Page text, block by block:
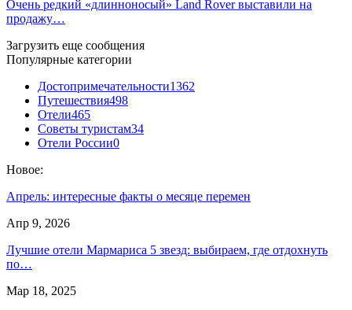
Очень редкий «длинноносый» Land Rover выставили на
продажу…
Загрузить еще сообщения
Популярные категории
Достопримечательности1362
Путешествия498
Отели465
Советы туристам34
Отели России0
Новое:
Апрель: интересные факты о месяце перемен
Апр 9, 2026
Лучшие отели Мармариса 5 звезд: выбираем, где отдохнуть
по…
Мар 18, 2025